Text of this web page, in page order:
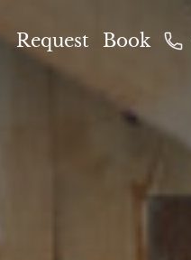
Request Book